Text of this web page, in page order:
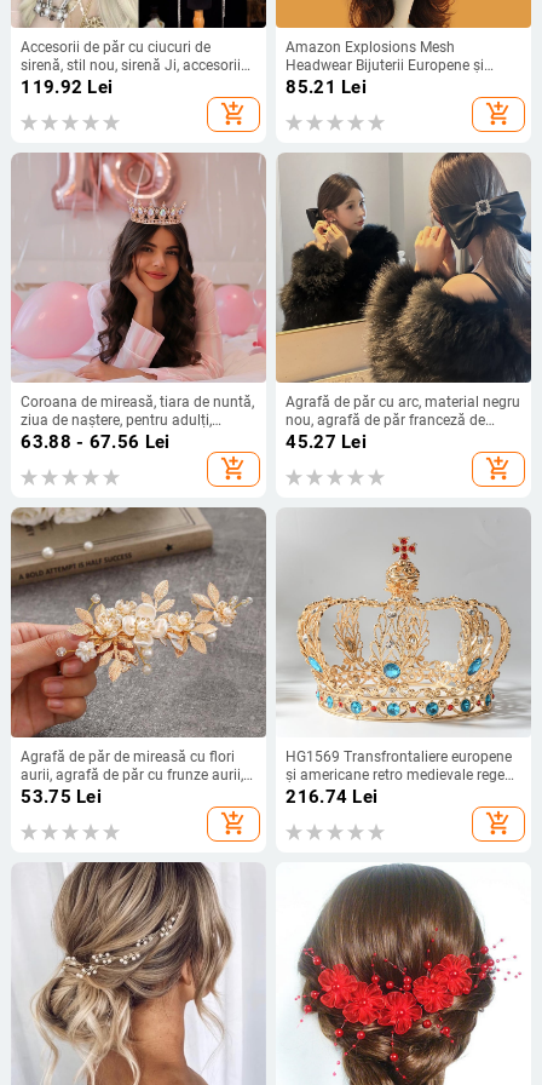
Accesorii de păr cu ciucuri de
sirenă, stil nou, sirenă Ji, accesorii
de păr explozive, coroană, Super
Fairy Hanfu, Exoque, coroană de
păr
119.92 Lei
add_shopping_cart
Amazon Explosions Mesh
Headwear Bijuterii Europene și
Americane Curse de Cai Festival
Topper Coafură de Mireasă Flori
Pene Accesorii de Păr
85.21 Lei
add_shopping_cart
Coroana de mireasă, tiara de nuntă,
ziua de naștere, pentru adulți,
ceremonie de performanță, cea mai
ușoară pentru potrivire, stras acrilic,
accesoriu de păr, coroana rotundă
63.88 - 67.56 Lei
add_shopping_cart
Agrafă de păr cu arc, material negru
nou, agrafă de păr franceză de
înaltă calitate, agrafă de păr cu
45.27 Lei
add_shopping_cart
Agrafă de păr de mireasă cu flori
aurii, agrafă de păr cu frunze aurii,
mireasă, perlă, accesorii de păr
transfrontaliere exclusive
53.75 Lei
add_shopping_cart
HG1569 Transfrontaliere europene
și americane retro medievale rege
Gurus coafură mare coroană
rotundă completă accesorii de păr
pentru mireasă high-end sense
216.74 Lei
add_shopping_cart